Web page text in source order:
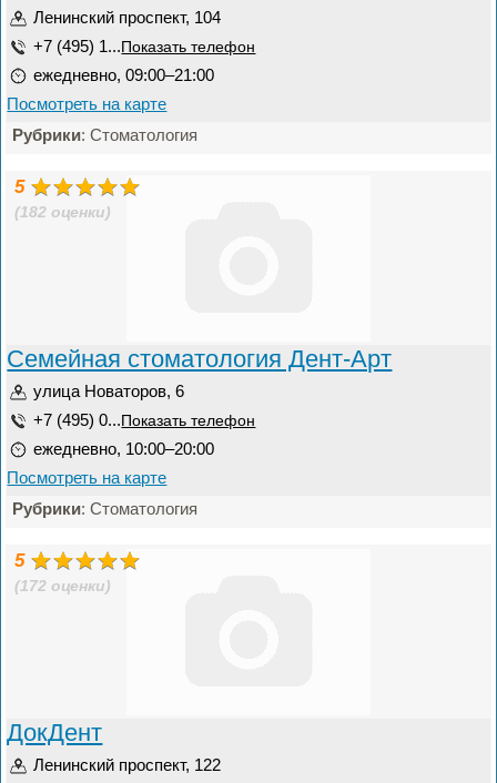
Ленинский проспект, 104
+7 (495) 1... Показать телефон
ежедневно, 09:00–21:00
Посмотреть на карте
Рубрики: Стоматология
5
(182 оценки)
Семейная стоматология Дент-Арт
улица Новаторов, 6
+7 (495) 0... Показать телефон
ежедневно, 10:00–20:00
Посмотреть на карте
Рубрики: Стоматология
5
(172 оценки)
ДокДент
Ленинский проспект, 122